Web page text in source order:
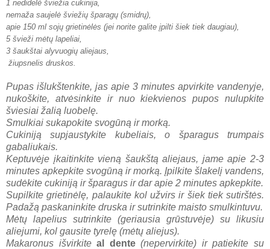
1 nedidelė šviežia cukinija,
nemaža saujelė šviežių šparagų (smidrų),
apie 150 ml sojų grietinėlės (jei norite galite įpilti šiek tiek daugiau),
5 švieži mėtų lapeliai,
3 šaukštai alyvuogių aliejaus,
žiupsnelis druskos.
Pupas išlukštenkite, jas apie 3 minutes apvirkite vandenyje,
nukoškite, atvėsinkite ir nuo kiekvienos pupos nulupkite
šviesiai žalią luobelę.
Smulkiai sukapokite svogūną ir morką.
Cukiniją supjaustykite kubeliais, o šparagus trumpais
gabaliukais.
Keptuvėje įkaitinkite vieną šaukštą aliejaus, jame apie 2-3
minutes apkepkite svogūną ir morką. Įpilkite šlakelį vandens,
sudėkite cukiniją ir šparagus ir dar apie 2 minutes apkepkite.
Supilkite grietinėlę, palaukite kol užvirs ir šiek tiek sutirštės.
Padažą paskaninkite druska ir sutrinkite maisto smulkintuvu.
Mėtų lapelius sutrinkite (geriausia grūstuvėje) su likusiu
aliejumi, kol gausite tyrelę (mėtų aliejus).
Makaronus išvirkiteal dente(nepervirkite) ir patiekite su